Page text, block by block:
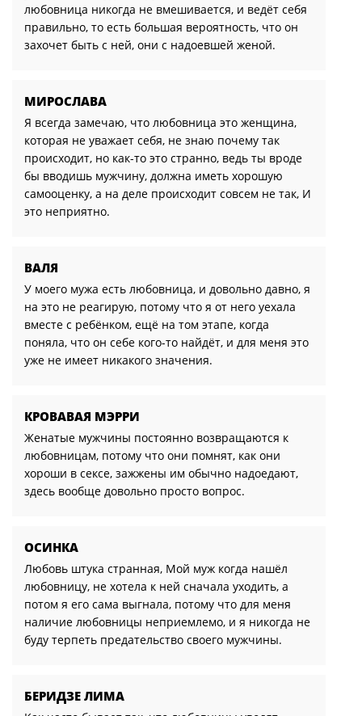
любовница никогда не вмешивается, и ведёт себя
правильно, то есть большая вероятность, что он
захочет быть с ней, они с надоевшей женой.
МИРОСЛАВА
Я всегда замечаю, что любовница это женщина,
которая не уважает себя, не знаю почему так
происходит, но как-то это странно, ведь ты вроде
бы вводишь мужчину, должна иметь хорошую
самооценку, а на деле происходит совсем не так, И
это неприятно.
ВАЛЯ
У моего мужа есть любовница, и довольно давно, я
на это не реагирую, потому что я от него уехала
вместе с ребёнком, ещё на том этапе, когда
поняла, что он себе кого-то найдёт, и для меня это
уже не имеет никакого значения.
КРОВАВАЯ МЭРРИ
Женатые мужчины постоянно возвращаются к
любовницам, потому что они помнят, как они
хороши в сексе, зажжены им обычно надоедают,
здесь вообще довольно просто вопрос.
ОСИНКА
Любовь штука странная, Мой муж когда нашёл
любовницу, не хотела к ней сначала уходить, а
потом я его сама выгнала, потому что для меня
наличие любовницы неприемлемо, и я никогда не
буду терпеть предательство своего мужчины.
БЕРИДЗЕ ЛИМА